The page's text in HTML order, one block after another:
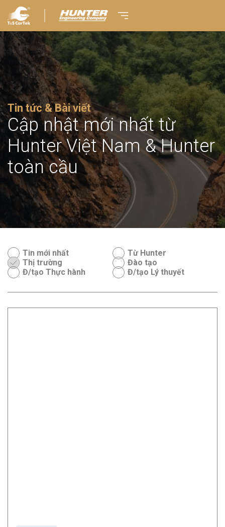
Tin tức & Bài viết
Cập nhật mới nhất từ
Hunter Việt Nam & Hunter
toàn cầu
Tin mới nhất
Từ Hunter
Thị trường
Đào tạo
Đ/tạo Thực hành
Đ/tạo Lý thuyết